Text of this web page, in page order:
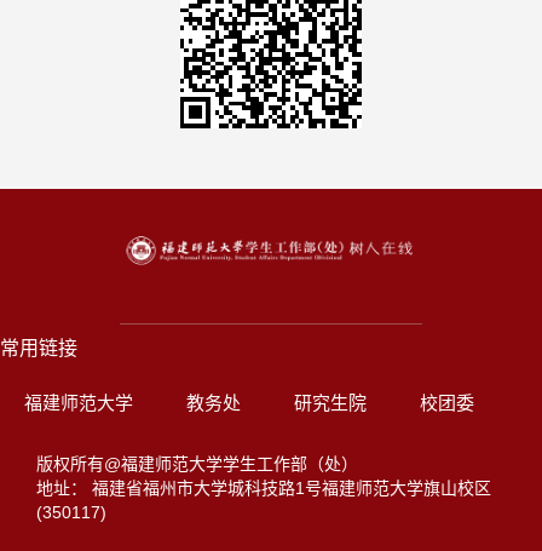
常用链接
福建师范大学 教务处 研究生院 校团委
版权所有@福建师范大学学生工作部（处）
地址： 福建省福州市大学城科技路1号福建师范大学旗山校区
(350117)